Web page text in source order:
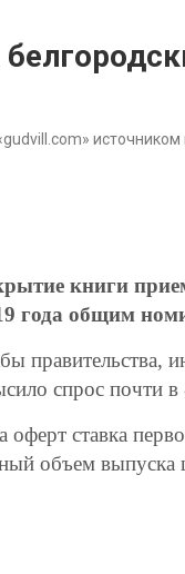
источником
книги
года общим
правительства,
спрос почти в
оферт ставка
объем